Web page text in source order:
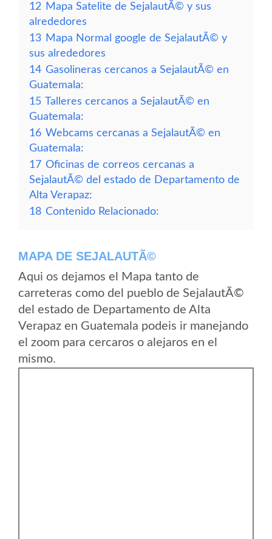
12 Mapa Satelite de SejalautÃ© y sus
alrededores
13 Mapa Normal google de SejalautÃ© y
sus alrededores
14 Gasolineras cercanos a SejalautÃ© en
Guatemala:
15 Talleres cercanos a SejalautÃ© en
Guatemala:
16 Webcams cercanas a SejalautÃ© en
Guatemala:
17 Oficinas de correos cercanas a
SejalautÃ© del estado de Departamento de
Alta Verapaz:
18 Contenido Relacionado:
MAPA DE SEJALAUTÃ©
Aqui os dejamos el Mapa tanto de
carreteras como del pueblo de SejalautÃ©
del estado de Departamento de Alta
Verapaz en Guatemala podeis ir manejando
el zoom para cercaros o alejaros en el
mismo.